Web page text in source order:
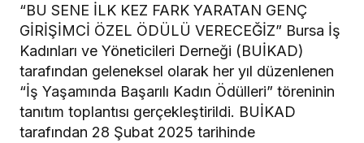
“BU SENE İLK KEZ FARK YARATAN GENÇ
GİRİŞİMCİ ÖZEL ÖDÜLÜ VERECEĞİZ” Bursa İş
Kadınları ve Yöneticileri Derneği (BUİKAD)
tarafından geleneksel olarak her yıl düzenlenen
“İş Yaşamında Başarılı Kadın Ödülleri” töreninin
tanıtım toplantısı gerçekleştirildi. BUİKAD
tarafından 28 Şubat 2025 tarihinde